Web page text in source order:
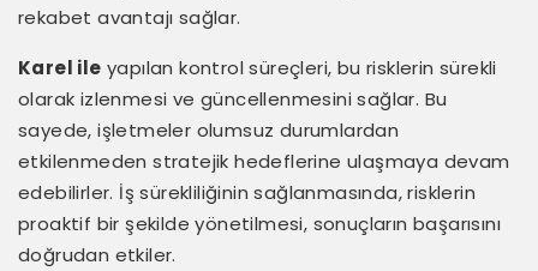
rekabet avantajı sağlar.
Karel ile yapılan kontrol süreçleri, bu risklerin sürekli
olarak izlenmesi ve güncellenmesini sağlar. Bu
sayede, işletmeler olumsuz durumlardan
etkilenmeden stratejik hedeflerine ulaşmaya devam
edebilirler. İş sürekliliğinin sağlanmasında, risklerin
proaktif bir şekilde yönetilmesi, sonuçların başarısını
doğrudan etkiler.